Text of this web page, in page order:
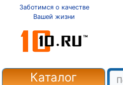
Заботимся о качестве
Вашей жизни
Каталог